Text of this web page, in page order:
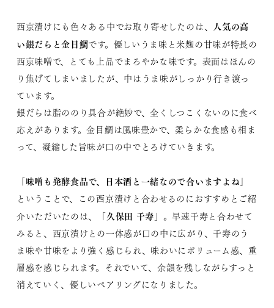
西京漬けにも色々ある中でお取り寄せしたのは、 人気の高
い銀だらと金目鯛です。優しいうま味と米麹の甘味が特長の
西京味噌で、とても上品でまろやかな味です。表面はほんの
り焦げてしまいましたが、中はうま味がしっかり行き渡っ
ています。
銀だらは脂ののり具合が絶妙で、全くしつこくないのに食べ
応えがあります。金目鯛は風味豊かで、柔らかな食感も相ま
って、凝縮した旨味が口の中でとろけていきます。
「味噌も発酵食品で、日本酒と一緒なので合いますよね」
ということで、この西京漬けと合わせるのにおすすめとご紹
介いただいたのは、「久保田 千寿 」。早速千寿と合わせて
みると、西京漬けとの一体感が口の中に広がり、千寿のう
ま味や甘味をより強く感じられ、味わいにボリューム感、重
層感を感じられます。それでいて、余韻を残しながらすっと
消えていく、優しいペアリングになりました。